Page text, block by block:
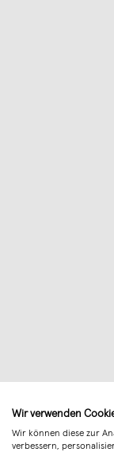
Wir verwenden
Wir können diese zur
verbessern,